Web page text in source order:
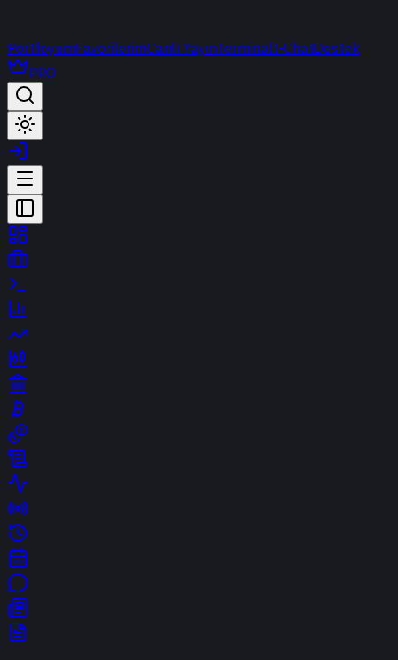
PortföyümFavorilerimCanlı YayınTerminalt-ChatDestek
PRO